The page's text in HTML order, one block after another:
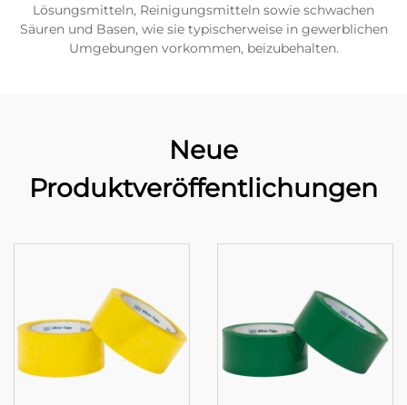
Lösungsmitteln, Reinigungsmitteln sowie schwachen
Säuren und Basen, wie sie typischerweise in gewerblichen
Umgebungen vorkommen, beizubehalten.
Neue
Produktveröffentlichungen